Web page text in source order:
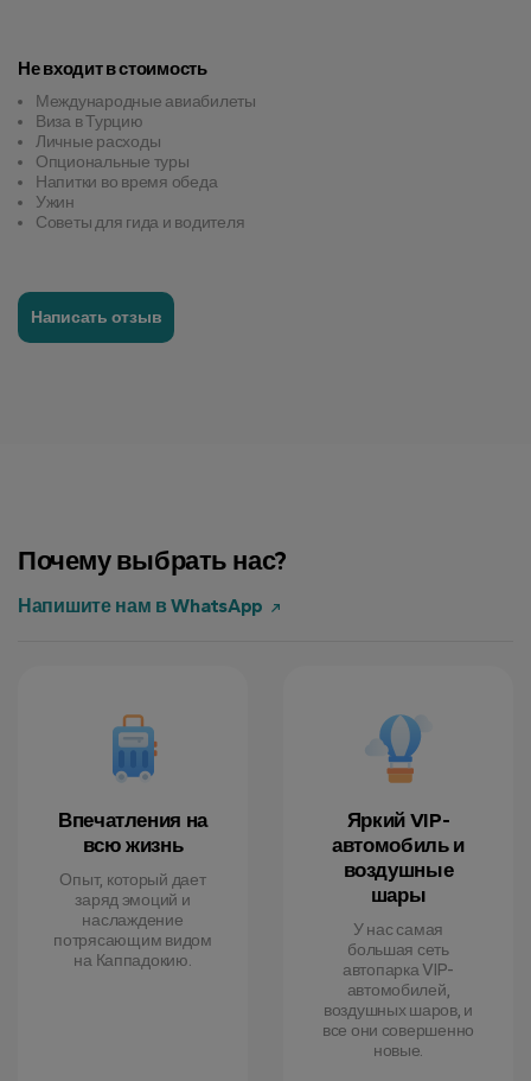
Не входит в стоимость
Международные авиабилеты
Виза в Турцию
Личные расходы
Опциональные туры
Напитки во время обеда
Ужин
Советы для гида и водителя
Написать отзыв
Почему выбрать нас?
Напишите нам в WhatsApp
Впечатления на
всю жизнь
Опыт, который дает
заряд эмоций и
наслаждение
потрясающим видом
на Каппадокию.
Яркий VIP-
автомобиль и
воздушные
шары
У нас самая
большая сеть
автопарка VIP-
автомобилей,
воздушных шаров, и
все они совершенно
новые.